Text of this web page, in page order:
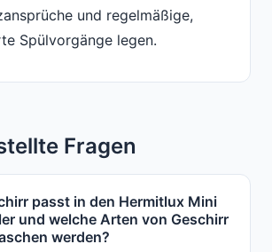
und regelmäßige,
Spülvorgänge legen.
Fragen
passt in den Hermitlux Mini
und welche Arten von Geschirr
werden?